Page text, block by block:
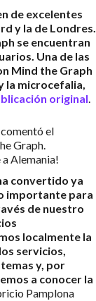
de excelentes
y la de Londres.
se encuentran
Una de las
Mind the Graph
la microcefalia,
original.
el
Graph.
a Alemania!
convertido ya
importante para
de nuestro
localmente la
servicios,
y, por
a conocer la
Pamplona